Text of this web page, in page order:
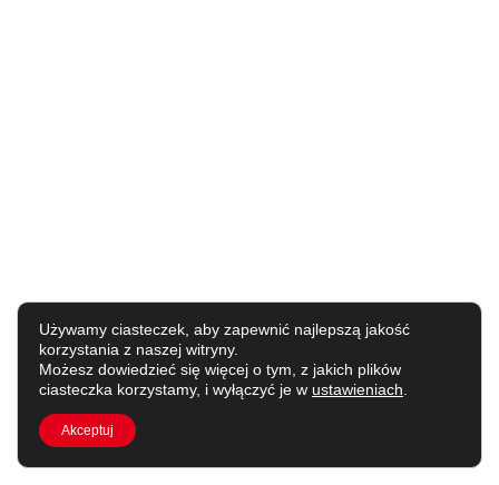
Używamy ciasteczek, aby zapewnić najlepszą jakość
korzystania z naszej witryny.
Możesz dowiedzieć się więcej o tym, z jakich plików
ciasteczka korzystamy, i wyłączyć je w ustawieniach
Akceptuj